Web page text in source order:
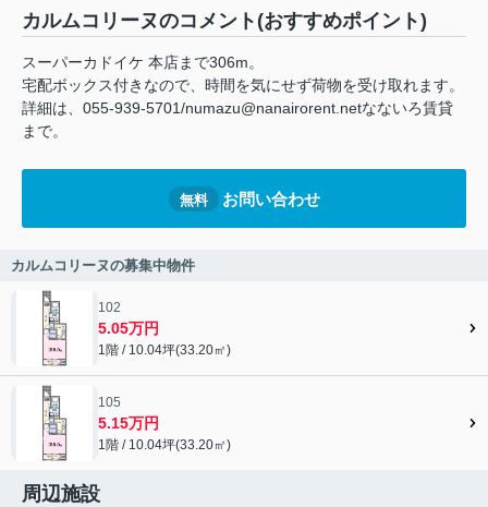
カルムコリーヌのコメント(おすすめポイント)
スーパーカドイケ 本店まで306m。
宅配ボックス付きなので、時間を気にせず荷物を受け取れます。
詳細は、055-939-5701/numazu@nanairorent.netなないろ賃貸
まで。
無料 お問い合わせ
カルムコリーヌの募集中物件
102
5.05万円
1階 / 10.04坪(33.20㎡)
105
5.15万円
1階 / 10.04坪(33.20㎡)
周辺施設